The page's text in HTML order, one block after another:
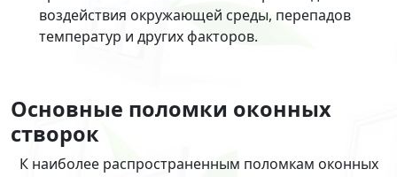
воздействия окружающей среды, перепадов
температур и других факторов.
Основные поломки оконных
створок
К наиболее распространенным поломкам оконных